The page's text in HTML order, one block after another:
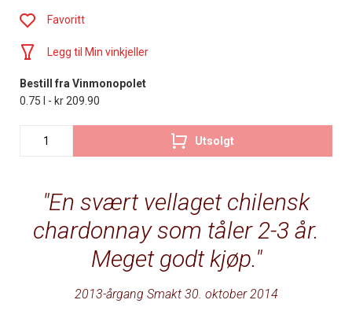
En svært vellaget chilensk
chardonnay som tåler 2-3 år.
Meget godt kjøp.
2013-årgang Smakt 30. oktober 2014
Favoritt
Legg til Min vinkjeller
Bestill fra Vinmonopolet
0.75 l - kr 209.90
Utsolgt